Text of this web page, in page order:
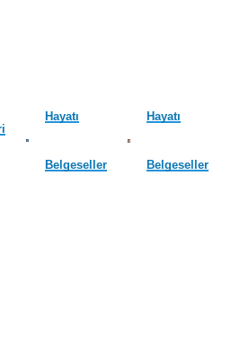
Hayatı
Belgeseller
Hayatı
Belgeseller